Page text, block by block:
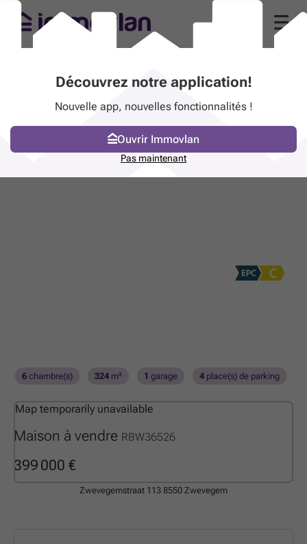
Maison à vendre RBW36526
399 000 €
6 chambre(s) 324 m² 1 garage 4 place(s) de parking
Map temporarily unavailable
Zwevegemstraat 113 8550 Zwevegem
Découvrez notre application!
Nouvelle app, nouvelles fonctionnalités !
Ouvrir Immovlan
Pas maintenant